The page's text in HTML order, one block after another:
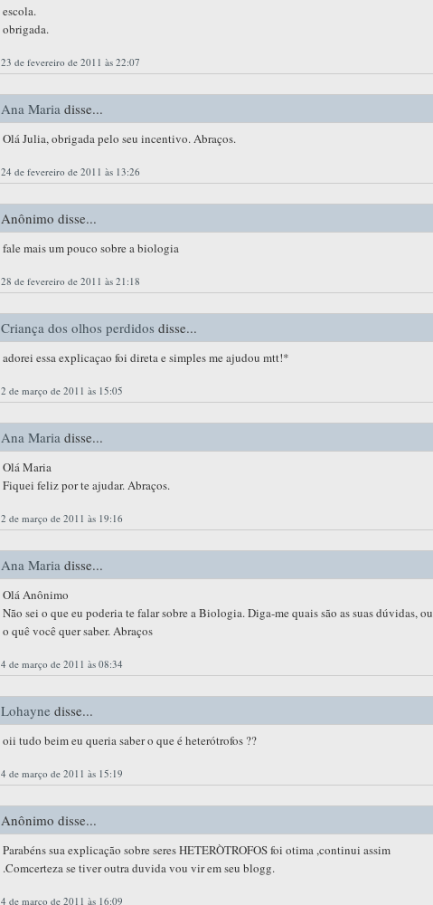
escola.
obrigada.
23 de fevereiro de 2011 às 22:07
Ana Maria disse...
Olá Julia, obrigada pelo seu incentivo. Abraços.
24 de fevereiro de 2011 às 13:26
Anônimo disse...
fale mais um pouco sobre a biologia
28 de fevereiro de 2011 às 21:18
Criança dos olhos perdidos disse...
adorei essa explicaçao foi direta e simples me ajudou mtt!*
2 de março de 2011 às 15:05
Ana Maria disse...
Olá Maria
Fiquei feliz por te ajudar. Abraços.
2 de março de 2011 às 19:16
Ana Maria disse...
Olá Anônimo
Não sei o que eu poderia te falar sobre a Biologia. Diga-me quais são as suas dúvidas, ou
o quê você quer saber. Abraços
4 de março de 2011 às 08:34
Lohayne disse...
oii tudo beim eu queria saber o que é heterótrofos ??
4 de março de 2011 às 15:19
Anônimo disse...
Parabéns sua explicação sobre seres HETERÒTROFOS foi otima ,continui assim
.Comcerteza se tiver outra duvida vou vir em seu blogg.
4 de março de 2011 às 16:09